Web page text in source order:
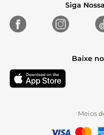
Siga
Baixe
Meios